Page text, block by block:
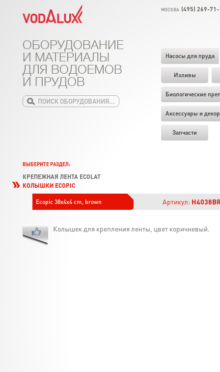
МОСКВА (495) 269-
Насосы для пруда
Изливы
Биологические
Аксессуары и декор
Запчасти
ОБОРУДОВАНИЕ
И МАТЕРИАЛЫ
ДЛЯ ВОДОЕМОВ
И ПРУДОВ
ВЫБЕРИТЕ РАЗДЕЛ:
КРЕПЕЖНАЯ ЛЕНТА ECOLAT
КОЛЫШКИ ECOPIC
Ecopic 38x4x4 cm, brown Артикул:
Колышек для крепления ленты, цвет коричневый.